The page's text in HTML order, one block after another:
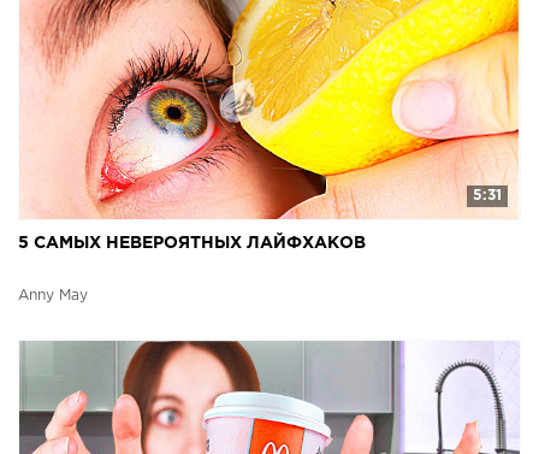
5:31
5 САМЫХ НЕВЕРОЯТНЫХ ЛАЙФХАКОВ
Anny May